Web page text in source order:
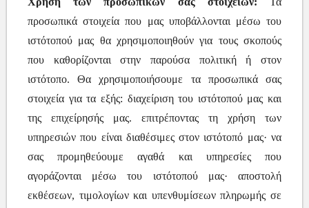
προσωπικά στοιχεία που μας υποβάλλονται μέσω του
ιστότοπού μας θα χρησιμοποιηθούν για τους σκοπούς
που καθορίζονται στην παρούσα πολιτική ή στον
ιστότοπο. Θα χρησιμοποιήσουμε τα προσωπικά σας
στοιχεία για τα εξής: διαχείριση του ιστότοπού μας και
της επιχείρησής μας. επιτρέποντας τη χρήση των
υπηρεσιών που είναι διαθέσιμες στον ιστότοπό μας· να
σας προμηθεύουμε αγαθά και υπηρεσίες που
αγοράζονται μέσω του ιστότοπού μας· αποστολή
εκθέσεων, τιμολογίων και υπενθυμίσεων πληρωμής σε